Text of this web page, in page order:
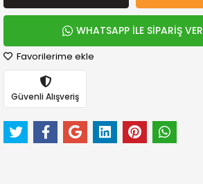
WHATSAPP İLE SİPARİŞ VER
Favorilerime ekle
Güvenli Alışveriş